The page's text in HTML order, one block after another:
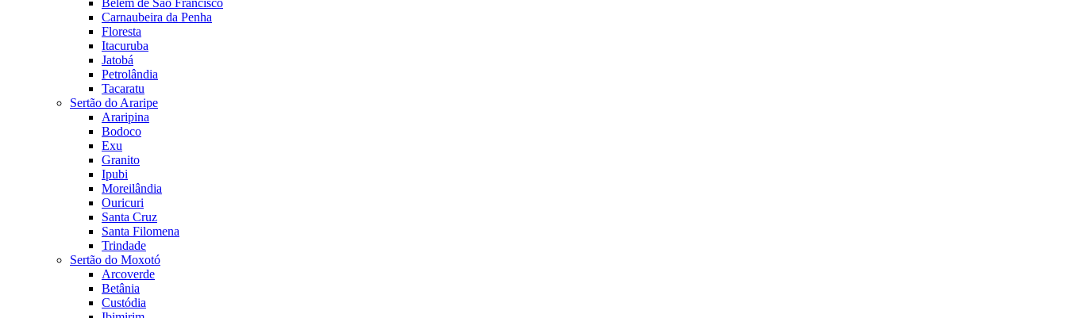
Belém de São Francisco
Carnaubeira da Penha
Floresta
Itacuruba
Jatobá
Petrolândia
Tacaratu
Sertão do Araripe
Araripina
Bodoco
Exu
Granito
Ipubi
Moreilândia
Ouricuri
Santa Cruz
Santa Filomena
Trindade
Sertão do Moxotó
Arcoverde
Betânia
Custódia